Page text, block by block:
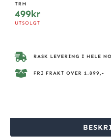
TRM
499kr
UTSOLGT
RASK LEVERING I HELE
FRI FRAKT OVER 1.899,-